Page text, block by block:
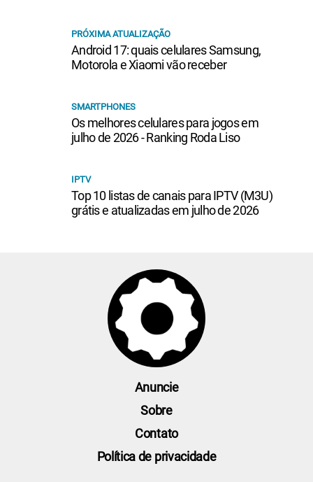
PRÓXIMA ATUALIZAÇÃO
Android 17: quais celulares Samsung,
Motorola e Xiaomi vão receber
SMARTPHONES
Os melhores celulares para jogos em
julho de 2026 - Ranking Roda Liso
IPTV
Top 10 listas de canais para IPTV (M3U)
grátis e atualizadas em julho de 2026
Anuncie
Sobre
Contato
Política de privacidade